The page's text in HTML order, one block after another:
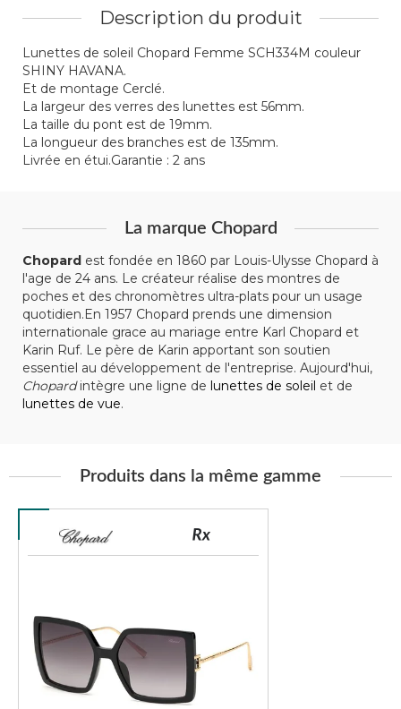
Description du produit
Lunettes de soleil Chopard Femme SCH334M couleur
SHINY HAVANA.
Et de montage Cerclé.
La largeur des verres des lunettes est 56mm.
La taille du pont est de 19mm.
La longueur des branches est de 135mm.
Livrée en étui.Garantie : 2 ans
La marque Chopard
Chopard est fondée en 1860 par Louis-Ulysse Chopard à
l'age de 24 ans. Le créateur réalise des montres de
poches et des chronomètres ultra-plats pour un usage
quotidien.En 1957 Chopard prends une dimension
internationale grace au mariage entre Karl Chopard et
Karin Ruf. Le père de Karin apportant son soutien
essentiel au développement de l'entreprise. Aujourd'hui,
Chopardintègre une ligne de lunettes de soleil et de
lunettes de vue.
Produits dans la même gamme